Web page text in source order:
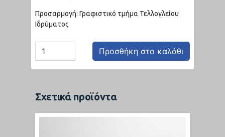
Προσαρμογή: Γραφιστικό τμήμα Τελλογλείου
Ιδρύματος
Προσθήκη στο καλάθι
Σχετικά προϊόντα